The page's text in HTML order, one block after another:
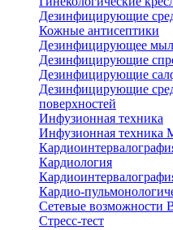
Дезинфицирующие
Кожные антисептики
Дезинфицирующее
Дезинфицирующие
Дезинфицирующие
Дезинфицирующие
поверхностей
Инфузионная техника
Инфузионная техника
Кардиология
Кардио-
Сетевые возможности
Стресс-тест